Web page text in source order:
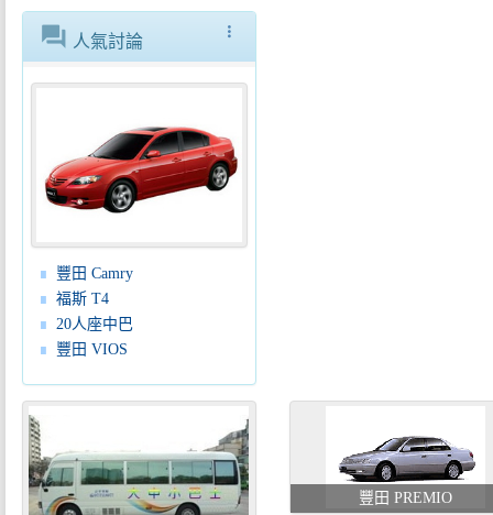
more_vert
forum 人氣討論
豐田 Camry
福斯 T4
20人座中巴
豐田 VIOS
豐田 PREMIO